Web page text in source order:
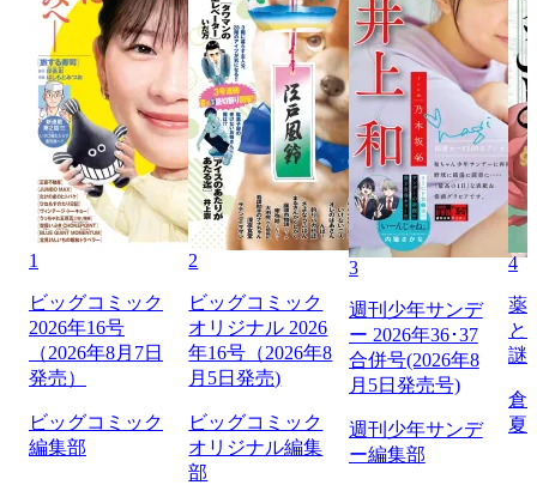
1
ビッグコミック
2026年16号
（2026年8月7日
発売）
ビッグコミック
編集部
2
ビッグコミック
オリジナル 2026
年16号（2026年8
月5日発売)
ビッグコミック
オリジナル編集
部
3
週刊少年サンデ
ー 2026年36･37
合併号(2026年8
月5日発売号)
週刊少年サンデ
ー編集部
4
薬
と
謎
倉
夏